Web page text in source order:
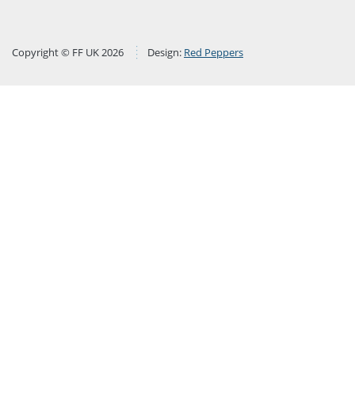
Copyright © FF UK 2026 Design: Red Peppers